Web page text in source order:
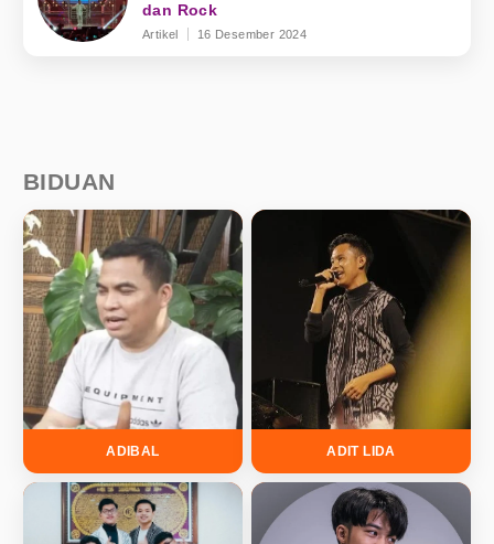
dan Rock
Artikel 16 Desember 2024
BIDUAN
ADIBAL ADIT LIDA